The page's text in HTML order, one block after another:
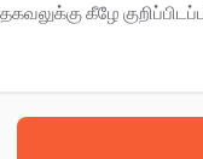
கீழே